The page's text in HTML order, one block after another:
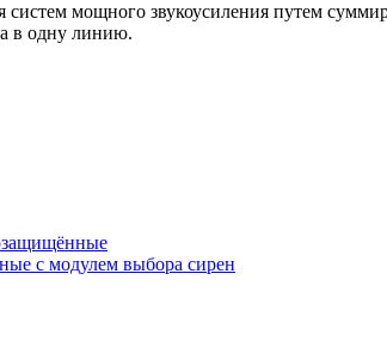
мощного звукоусиления путем
в одну линию.
с модулем выбора сирен